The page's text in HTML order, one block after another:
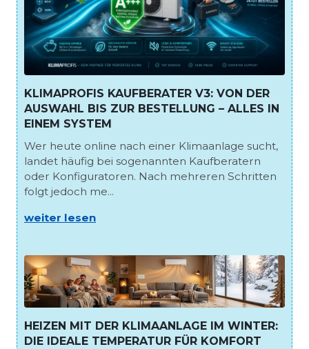
KLIMAPROFIS KAUFBERATER V3: VON DER
AUSWAHL BIS ZUR BESTELLUNG – ALLES IN
EINEM SYSTEM
Wer heute online nach einer Klimaanlage sucht,
landet häufig bei sogenannten Kaufberatern
oder Konfiguratoren. Nach mehreren Schritten
folgt jedoch me...
weiter lesen
HEIZEN MIT DER KLIMAANLAGE IM WINTER:
DIE IDEALE TEMPERATUR FÜR KOMFORT